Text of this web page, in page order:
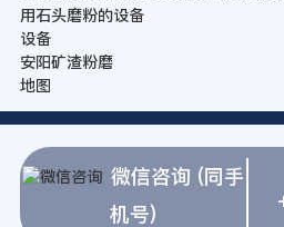
用石头磨粉的设备
设备
安阳矿渣粉磨
地图
微信咨询 (同手
机号)